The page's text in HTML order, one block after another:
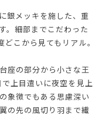
銀メッキを施した、重
。細部までこだわった
こから見てもリアル。
座の部分から小さな王
上目遣いに夜空を見上
象徴でもある思慮深い
の先の風切り羽まで繊